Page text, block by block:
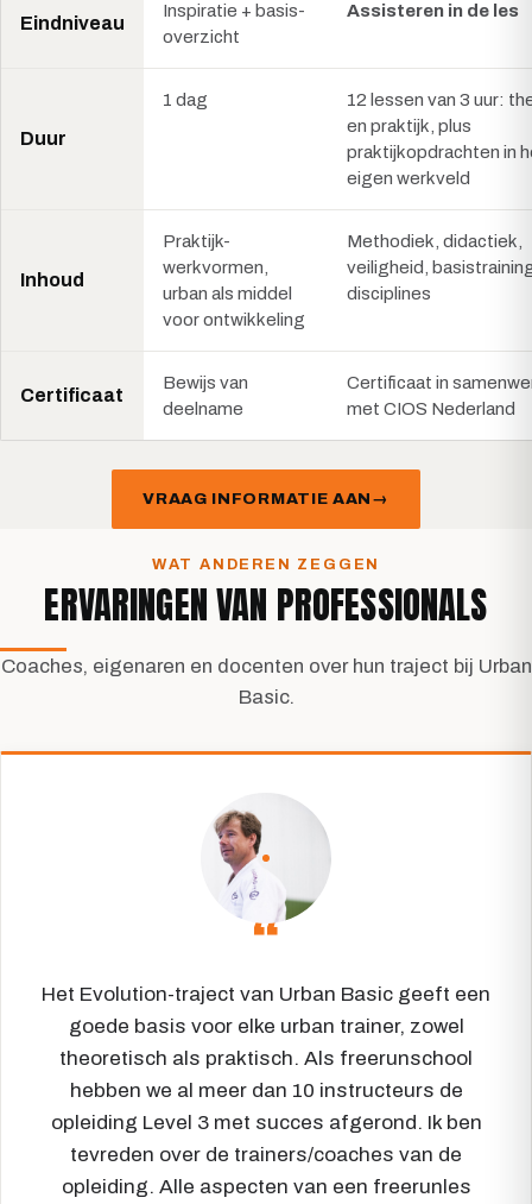
Eindniveau
Inspiratie + basis-
overzicht
Assisteren in de les
Duur
1 dag
12 lessen van 3 uur:
en praktijk, plus
praktijkopdrachten in
eigen werkveld
Inhoud
Praktijk-
werkvormen,
urban als middel
voor ontwikkeling
Methodiek, didactiek,
veiligheid,
disciplines
Certificaat
Bewijs van
deelname
Certificaat in
met CIOS Nederland
VRAAG INFORMATIE AAN
WAT ANDEREN ZEGGEN
ERVARINGEN VAN PROFESSIONALS
Coaches, eigenaren en docenten over hun traject bij Urban
Basic.
“
Het Evolution-traject van Urban Basic geeft een
goede basis voor elke urban trainer, zowel
theoretisch als praktisch. Als freerunschool
hebben we al meer dan 10 instructeurs de
opleiding Level 3 met succes afgerond. Ik ben
tevreden over de trainers/coaches van de
opleiding. Alle aspecten van een freerunles